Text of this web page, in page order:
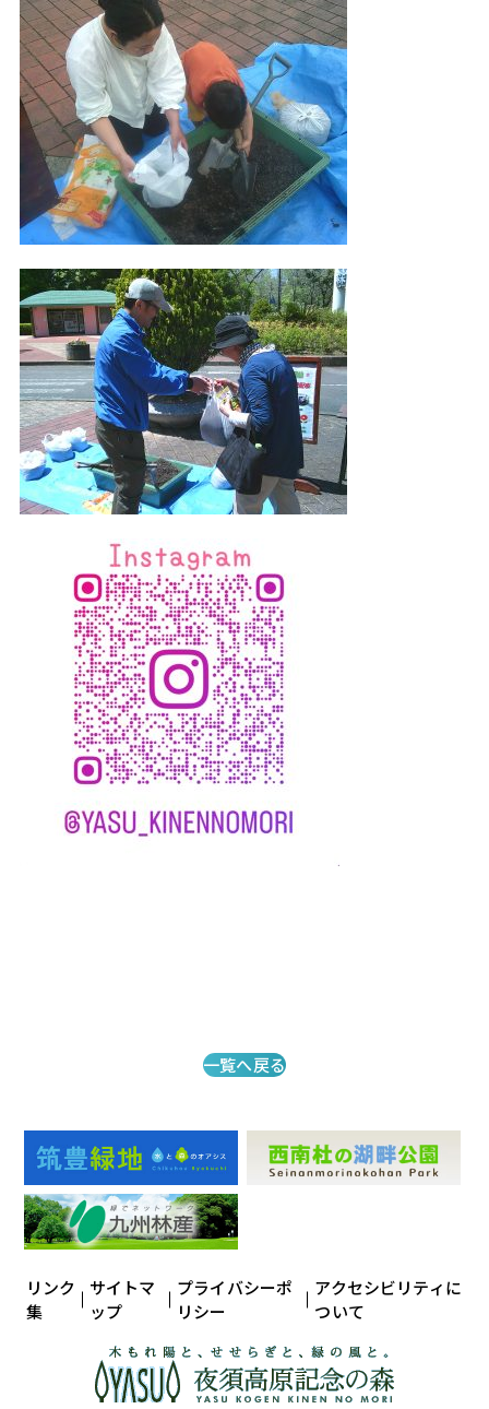
一覧へ戻る
リンク
集
サイトマ
ップ
プライバシーポ
リシー
アクセシビリティに
ついて